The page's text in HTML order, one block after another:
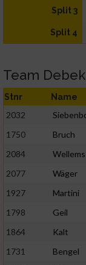
Split 3
Split 4
Team
Stnr Name
2032
1750
Bruch
2084
Wellems
2077
Wäger
1927
Martini
1798
Geil
1864
Kalt
1731
Bengel